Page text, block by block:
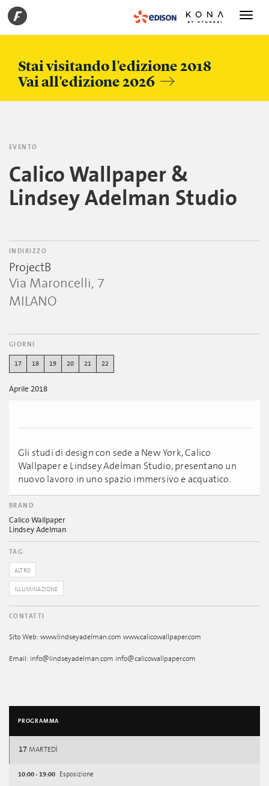
Stai visitando l'edizione 2018
Vai all'edizione 2026
Toggle
EVENTO
Calico Wallpaper &
Lindsey Adelman Studio
INDIRIZZO
ProjectB
Via Maroncelli, 7
MILANO
GIORNI
17 18 19 20 21 22
Aprile 2018
Gli studi di design con sede a New York, Calico
Wallpaper e Lindsey Adelman Studio, presentano un
nuovo lavoro in uno spazio immersivo e acquatico.
BRAND
Calico Wallpaper
Lindsey Adelman
TAG
ALTRO
ILLUMINAZIONE
CONTATTI
Sito Web: www.lindseyadelman.com www.calicowallpaper.com
Email: info@lindseyadelman.com info@calicowallpaper.com
PROGRAMMA
17 MARTEDÌ
10:00 - 19:00 Esposizione